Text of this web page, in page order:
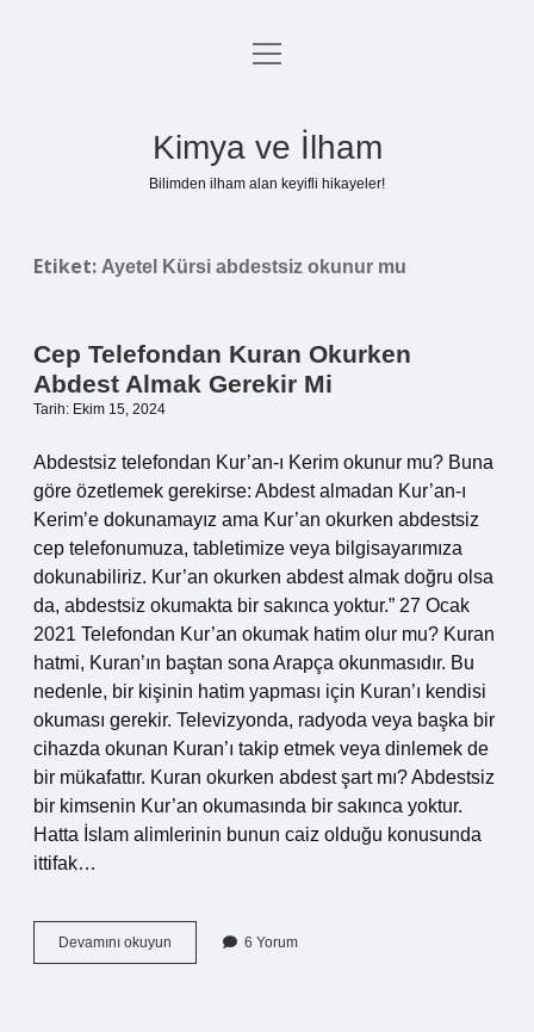
Anasayfa
menüyü
Kimya ve İlham
Bilimden ilham alan keyifli hikayeler!
Etiket: Ayetel Kürsi abdestsiz okunur mu
Cep Telefondan Kuran Okurken
Abdest Almak Gerekir Mi
Tarih: Ekim 15, 2024
Abdestsiz telefondan Kur’an-ı Kerim okunur mu? Buna
göre özetlemek gerekirse: Abdest almadan Kur’an-ı
Kerim’e dokunamayız ama Kur’an okurken abdestsiz
cep telefonumuza, tabletimize veya bilgisayarımıza
dokunabiliriz. Kur’an okurken abdest almak doğru olsa
da, abdestsiz okumakta bir sakınca yoktur.” 27 Ocak
2021 Telefondan Kur’an okumak hatim olur mu? Kuran
hatmi, Kuran’ın baştan sona Arapça okunmasıdır. Bu
nedenle, bir kişinin hatim yapması için Kuran’ı kendisi
okuması gerekir. Televizyonda, radyoda veya başka bir
cihazda okunan Kuran’ı takip etmek veya dinlemek de
bir mükafattır. Kuran okurken abdest şart mı? Abdestsiz
bir kimsenin Kur’an okumasında bir sakınca yoktur.
Hatta İslam alimlerinin bunun caiz olduğu konusunda
ittifak…
Devamını okuyun
Telefondan
6 Yorum